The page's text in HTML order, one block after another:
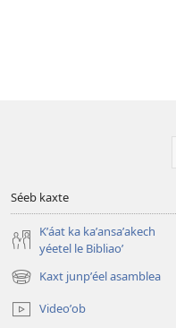
Séeb kaxte
Kʼáat ka kaʼansaʼakech
yéetel le Bibliaoʼ
Kaxt junpʼéel asamblea
(opens
new
window)
Videoʼob